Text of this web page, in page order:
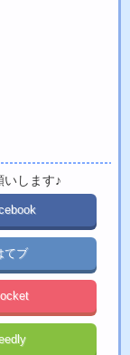
します♪
てブ